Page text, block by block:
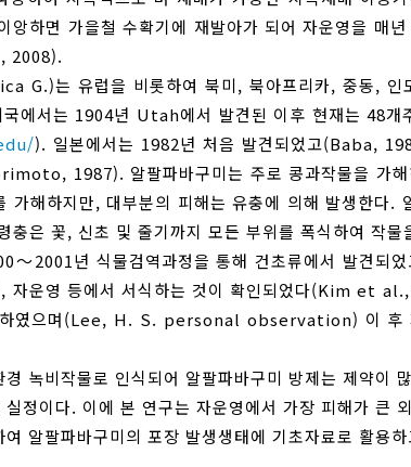
앙하면 가을철 수확기에 재발아가 되어 자운영을 매
2008).
G.)는 유럽을 비롯하여 북미, 북아프리카, 중동, 인
에서는 1904년 Utah에서 발견된 이후 현재는 48
). 일본에서는 1982년 처음 발견되었고(Baba,
1987). 알팔파바구미는 주로 콩과작물을
가해하지만, 대부분의 피해는 유충에 의해 발생한다.
충은 꽃, 신초 및 줄기까지 모든 부위를 폭식하여
～2001년 식물검역과정을 통해 건초류에서 발견
자운영 등에서 서식하는 것이 확인되었다(Kim et
하였으며(Lee, H. S. personal observation) 이 후
녹비작물로 인식되어 알팔파바구미 방제는 제약이
정이다. 이에 본 연구는 자운영에서 가장 피해가 큰
알팔파바구미의 포장 발생생태에 기초자료로 활용